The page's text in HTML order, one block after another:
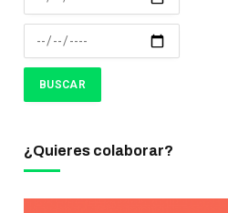
¿Quieres colaborar?